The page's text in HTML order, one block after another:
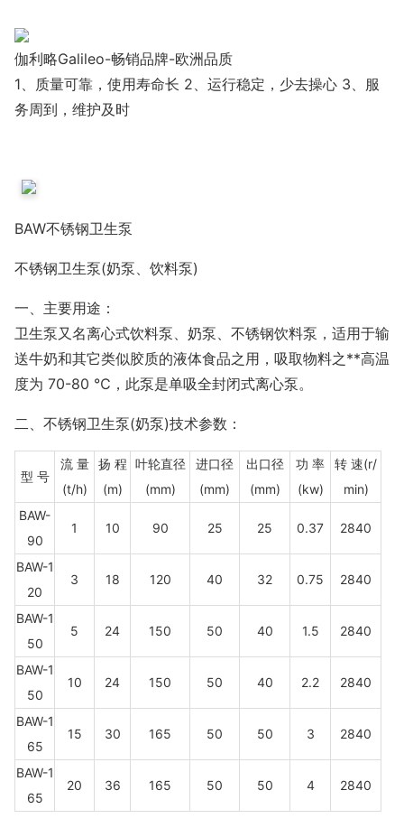
伽利略Galileo-畅销品牌-欧洲品质
1、质量可靠，使用寿命长 2、运行稳定，少去操心 3、服
务周到，维护及时
BAW不锈钢卫生泵
不锈钢卫生泵(奶泵、饮料泵)
一、主要用途：
卫生泵又名离心式饮料泵、奶泵、不锈钢饮料泵，适用于输
送牛奶和其它类似胶质的液体食品之用，吸取物料之**高温
度为 70-80 ℃，此泵是单吸全封闭式离心泵。
二、不锈钢卫生泵(奶泵)技术参数：
型 号
流 量
(t/h)
扬 程
(m)
叶轮直径
(mm)
进口径
(mm)
出口径
(mm)
功 率
(kw)
转 速(r/
min)
BAW-
90
1 10 90 25 25 0.37 2840
BAW-1
20
3 18 120 40 32 0.75 2840
BAW-1
50
5 24 150 50 40 1.5 2840
BAW-1
50
10 24 150 50 40 2.2 2840
BAW-1
65
15 30 165 50 50 3 2840
BAW-1
65
20 36 165 50 50 4 2840